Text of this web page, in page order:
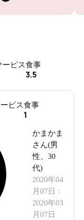
ービス食事
3.5
ビス食事
1
かまかま
さん(男
性
30
代)
2020年04
月07日
：
2020年03
月07日